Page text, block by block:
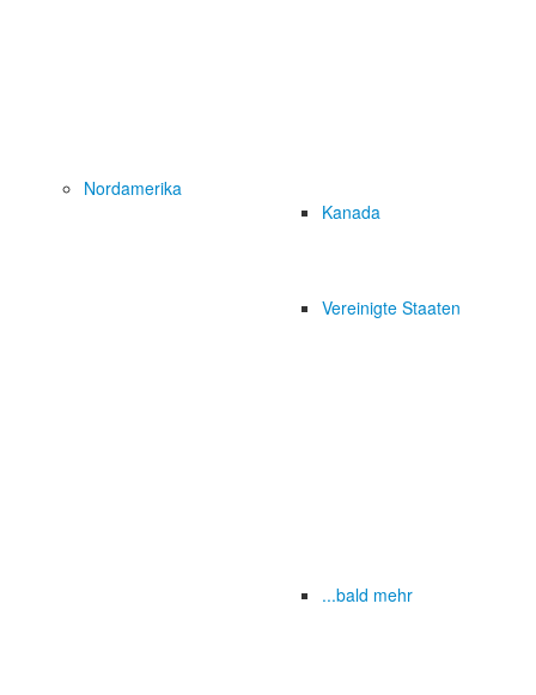
Nordamerika
Kanada
Vereinigte Staaten
...bald mehr